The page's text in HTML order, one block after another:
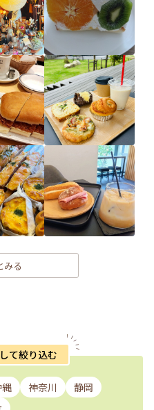
みる
て絞り込む
神奈川
静岡